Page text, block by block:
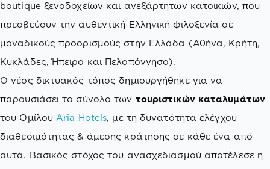
boutique ξενοδοχείων και ανεξάρτητων κατοικιών, που
πρεσβεύουν την αυθεντική Ελληνική φιλοξενία σε
μοναδικούς προορισμούς στην Ελλάδα (Αθήνα, Κρήτη,
Κυκλάδες, Ήπειρο και Πελοπόννησο).
Ο νέος δικτυακός τόπος δημιουργήθηκε για να
παρουσιάσει το σύνολο των τουριστικών καταλυμάτων
του ΟμίλουAria Hotels, με τη δυνατότητα ελέγχου
διαθεσιμότητας & άμεσης κράτησης σε κάθε ένα από
αυτά. Βασικός στόχος του ανασχεδιασμού αποτέλεσε η